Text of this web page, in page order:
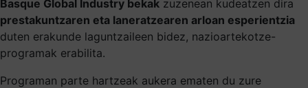
Basque Global Industry bekak zuzenean kudeatzen dira
prestakuntzaren eta laneratzearen arloan esperientzia
duten erakunde laguntzaileen bidez, nazioartekotze-
programak erabilita.
Programan parte hartzeak aukera ematen du zure